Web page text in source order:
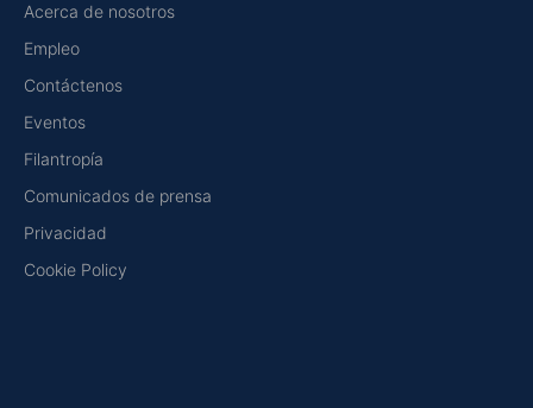
Acerca de nosotros
Empleo
Contáctenos
Eventos
Filantropía
Comunicados de prensa
Privacidad
Cookie Policy